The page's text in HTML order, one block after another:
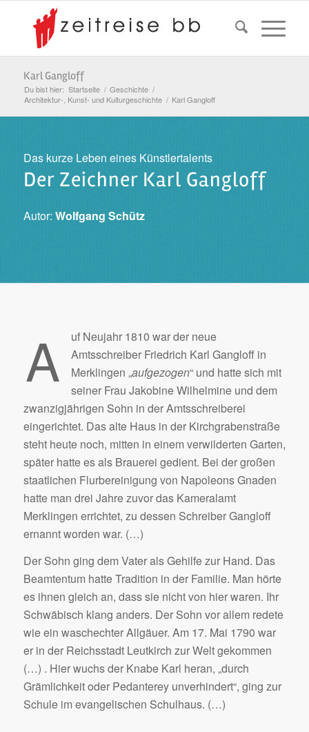
Karl Gangloff
Du bist hier: Startseite / Geschichte /
Architektur-, Kunst- und Kulturgeschichte / Karl Gangloff
Das kurze Leben eines Künstlertalents
Der Zeichner Karl Gangloff
Autor: Wolfgang Schütz
A
uf Neujahr 1810 war der neue
Amtsschreiber Friedrich Karl Gangloff in
Merklingen „aufgezogen“ und hatte sich mit
seiner Frau Jakobine Wilhelmine und dem
zwanzigjährigen Sohn in der Amtsschreiberei
eingerichtet. Das alte Haus in der Kirchgrabenstraße
steht heute noch, mitten in einem verwilderten Garten,
später hatte es als Brauerei gedient. Bei der großen
staatlichen Flurbereinigung von Napoleons Gnaden
hatte man drei Jahre zuvor das Kameralamt
Merklingen errichtet, zu dessen Schreiber Gangloff
ernannt worden war. (…)
Der Sohn ging dem Vater als Gehilfe zur Hand. Das
Beamtentum hatte Tradition in der Familie. Man hörte
es ihnen gleich an, dass sie nicht von hier waren. Ihr
Schwäbisch klang anders. Der Sohn vor allem redete
wie ein waschechter Allgäuer. Am 17. Mai 1790 war
er in der Reichsstadt Leutkirch zur Welt gekommen
(…) . Hier wuchs der Knabe Karl heran, „durch
Grämlichkeit oder Pedanterey unverhindert“, ging zur
Schule im evangelischen Schulhaus. (…)